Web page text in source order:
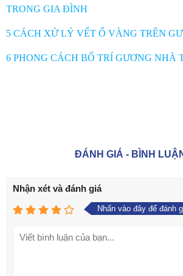
TRONG GIA ĐÌNH
5 CÁCH XỬ LÝ VẾT Ố VÀNG TRÊN
6 PHONG CÁCH BỐ TRÍ GƯƠNG NHÀ
ĐÁNH GIÁ - BÌNH
Nhận xét và đánh giá
Nhấn vào đây để đánh